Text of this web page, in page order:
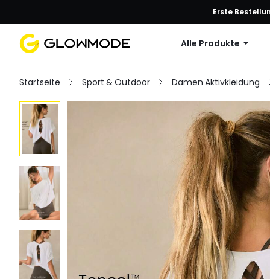
Erste
Alle Produkte
Startseite Sport & Outdoor Damen Aktivkleidung